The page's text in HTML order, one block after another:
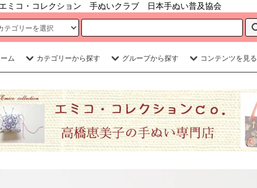
コ・コレクション 手ぬいクラブ 日本手ぬい普及協会
ム カテゴリーから探す グループから探す コンテンツを見る